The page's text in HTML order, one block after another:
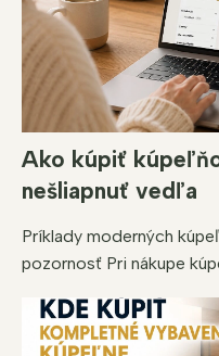
Ako kúpiť
nešliapnuť vedľa
Príklady moderných
pozornosť Pri nákupe